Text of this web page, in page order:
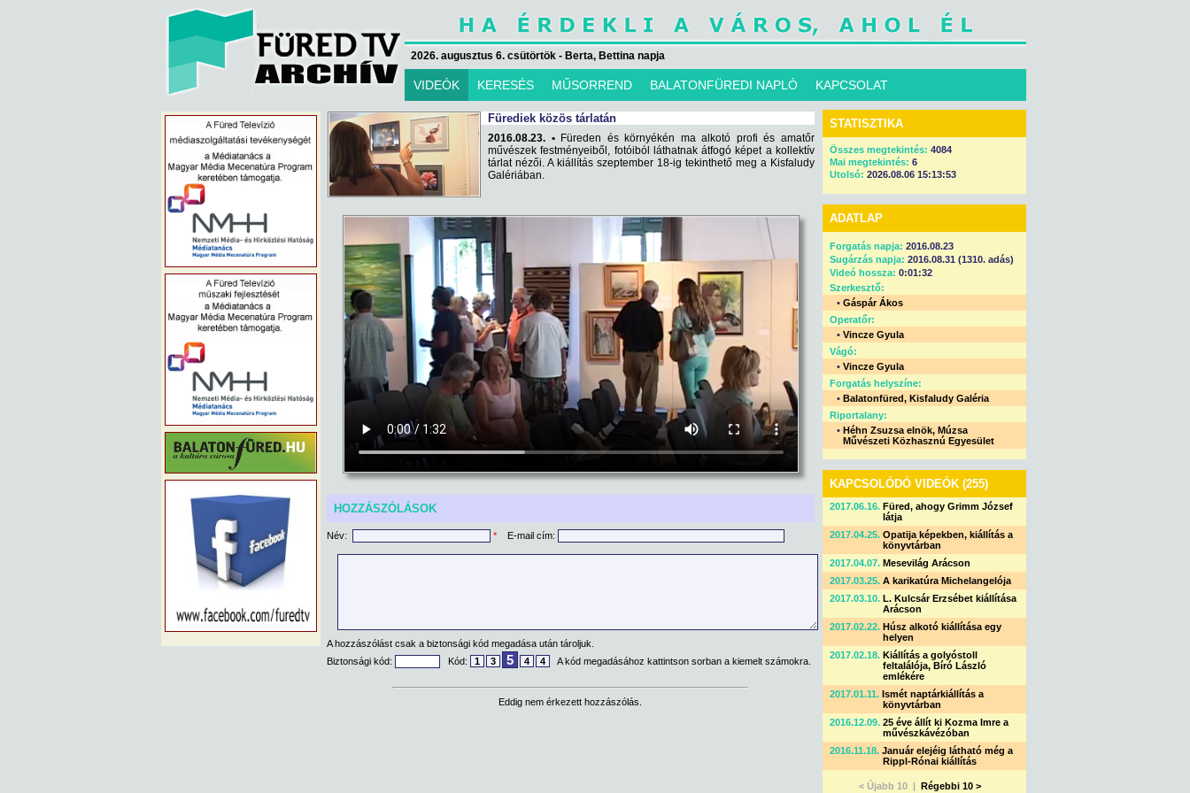
2026. augusztus 6. csütörtök - Berta, Bettina napja
VIDEÓK KERESÉS MŰSORREND BALATONFÜREDI NAPLÓ KAPCSOLAT
Fürediek közös tárlatán
2016.08.23. •Füreden és környékén ma alkotó profi és amatőr
művészek festményeiből, fotóiból láthatnak átfogó képet a kollektív
tárlat nézői. A kiállítás szeptember 18-ig tekinthető meg a Kisfaludy
Galériában.
HOZZÁSZÓLÁSOK
Név: * E-mail cím:
A hozzászólást csak a biztonsági kód megadása után tároljuk.
Biztonsági kód:
Kód: 1 3 5 4 4 A kód megadásához kattintson sorban a kiemelt számokra.
Eddig nem érkezett hozzászólás.
STATISZTIKA
Összes megtekintés: 4084
Mai megtekintés: 6
Utolsó: 2026.08.06 15:13:53
ADATLAP
Forgatás napja: 2016.08.23
Sugárzás napja: 2016.08.31 (1310. adás)
Videó hossza: 0:01:32
Szerkesztő:
• Gáspár Ákos
Operatőr:
• Vincze Gyula
Vágó:
• Vincze Gyula
Forgatás helyszíne:
• Balatonfüred, Kisfaludy Galéria
Riportalany:
• Héhn Zsuzsa elnök, Múzsa
Művészeti Közhasznú Egyesület
KAPCSOLÓDÓ VIDEÓK (255)
2017.06.16. Füred, ahogy Grimm József
látja
2017.04.25. Opatija képekben, kiállítás a
könyvtárban
2017.04.07. Mesevilág Arácson
2017.03.25. A karikatúra Michelangelója
2017.03.10. L. Kulcsár Erzsébet kiállítása
Arácson
2017.02.22. Húsz alkotó kiállítása egy
helyen
2017.02.18. Kiállítás a golyóstoll
feltalálója, Bíró László
emlékére
2017.01.11. Ismét naptárkiállítás a
könyvtárban
2016.12.09. 25 éve állít ki Kozma Imre a
művészkávézóban
2016.11.18. Január elejéig látható még a
Rippl-Rónai kiállítás
< Újabb 10 | Régebbi 10 >